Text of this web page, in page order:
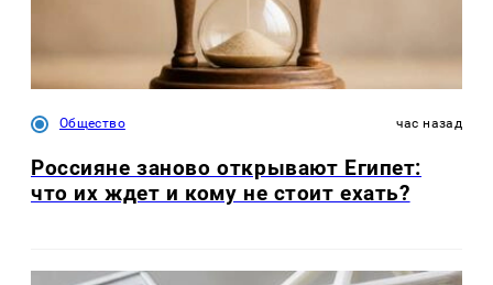
Общество час назад
Россияне заново открывают Египет:
что их ждет и кому не стоит ехать?